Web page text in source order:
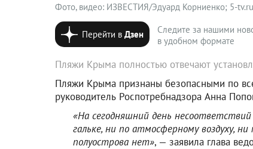
Фото, видео: ИЗВЕСТИЯ/Эдуард Корниенко; 5-tv.ru
Перейти вДзен
Следите за нашими
в удобном формате
Пляжи Крыма полностью отвечают
Пляжи Крыма признаны безопасными по
руководитель Роспотребнадзора Анна
«На сегодняшний день
гальке, ни по атмосферному воздуху,
полуострова нет», — заявила глава